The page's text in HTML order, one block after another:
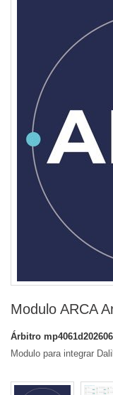
Modulo ARCA
Árbitro
Modulo para integrar